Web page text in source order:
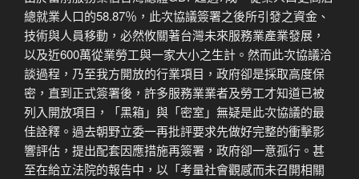
總就業人口的58.87％，此次協議簽署之後所引發之資金、
技術與人員移動，必然攸關著台灣未來服務業產業發展，
以及近600萬從業勞工與一家大小之生計。然而此次協議洽
談過程，乃至我方開放的行業項目，政府卻是採取高度保
密，直到正式簽署後，許多服務業業者及勞工才知道已被
列入開放項目，「黑箱」與「密室」無疑是此次協議的最
佳詮釋。過去朝野立委一再批評要求先做好完整的衝擊影
響評估，提出配套因應措施再簽署，政府卻一意孤行。甚
至在給立法院的報告中，以「考量社會觀感而未召開相關